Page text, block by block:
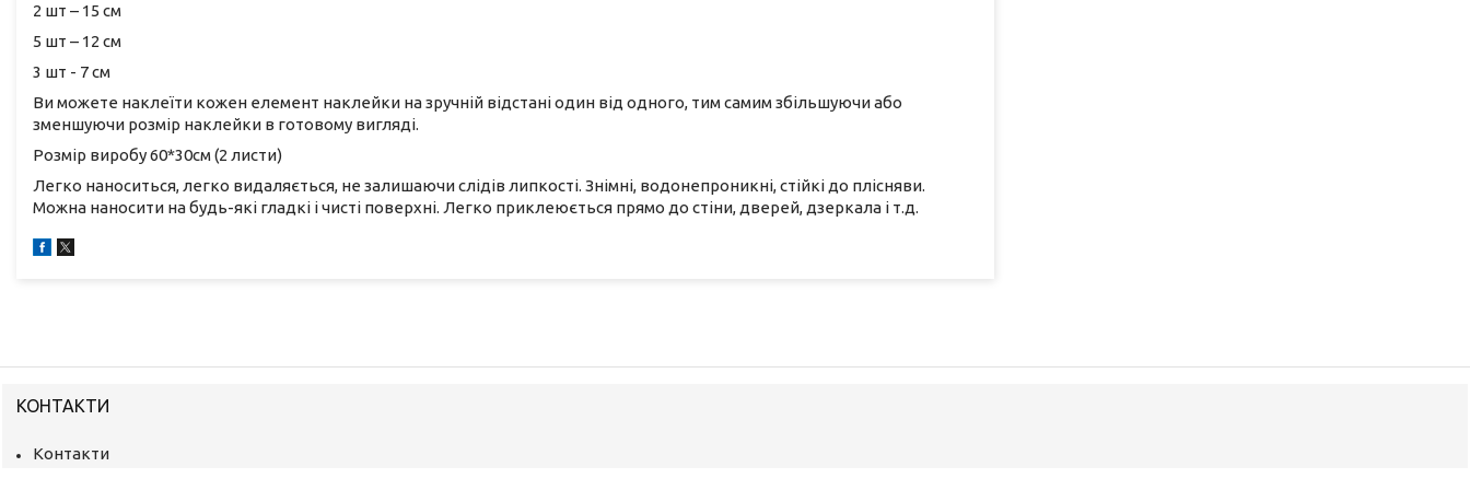
2 шт – 15 см
5 шт – 12 см
3 шт - 7 см
Ви можете наклеїти кожен елемент наклейки на зручній відстані один від одного, тим самим збільшуючи або
зменшуючи розмір наклейки в готовому вигляді.
Розмір виробу 60*30см (2 листи)
Легко наноситься, легко видаляється, не залишаючи слідів липкості. Знімні, водонепроникні, стійкі до плісняви.
Можна наносити на будь-які гладкі і чисті поверхні. Легко приклеюється прямо до стіни, дверей, дзеркала і т.д.
КОНТАКТИ
Контакти